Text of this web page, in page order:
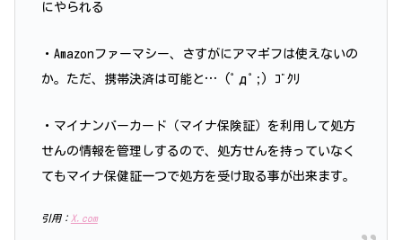
にやられる
・Amazonファーマシー、さすがにアマギフは使えないの
か。ただ、携帯決済は可能と… (ﾟдﾟ;) ｺﾞｸﾘ
・マイナンバーカード（マイナ保険証）を利用して処方
せんの情報を管理しするので、処方せんを持っていなく
てもマイナ保健証一つで処方を受け取る事が出来ます。
引用： X.com